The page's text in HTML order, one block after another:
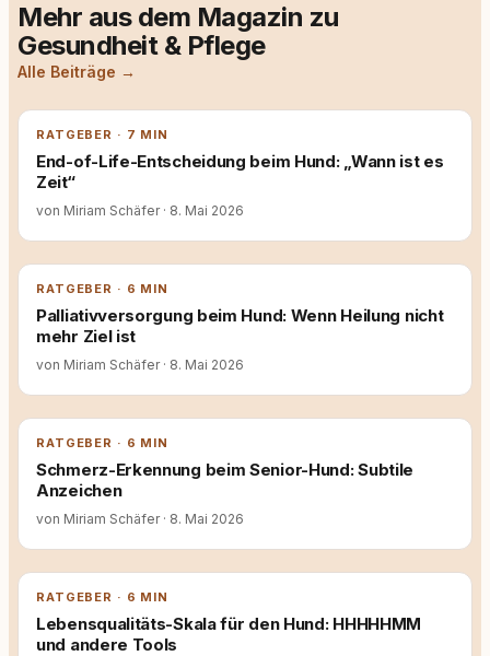
Mehr aus dem Magazin zu
Gesundheit & Pflege
Alle Beiträge →
RATGEBER · 7 MIN
End-of-Life-Entscheidung beim Hund: „Wann ist es
Zeit“
von Miriam Schäfer · 8. Mai 2026
RATGEBER · 6 MIN
Palliativversorgung beim Hund: Wenn Heilung nicht
mehr Ziel ist
von Miriam Schäfer · 8. Mai 2026
RATGEBER · 6 MIN
Schmerz-Erkennung beim Senior-Hund: Subtile
Anzeichen
von Miriam Schäfer · 8. Mai 2026
RATGEBER · 6 MIN
Lebensqualitäts-Skala für den Hund: HHHHHMM
und andere Tools